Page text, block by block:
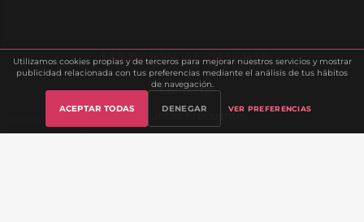
Utilizamos cookies propias y de terceros para mejorar nuestros servicios y mostrar
publicidad relacionada con tus preferencias mediante el análisis de tus hábitos
de navegación.
ACEPTAR TODAS DENEGAR VER PREFERENCIAS
ATENCIÓN AL CLIENTE
Contacto
Preguntas Frecuentes